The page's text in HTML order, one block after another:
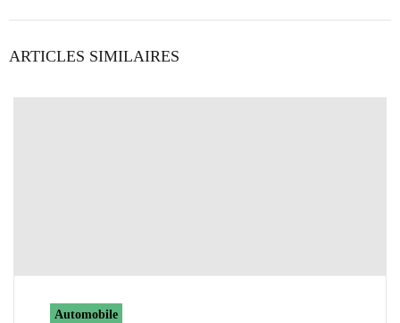
ARTICLES SIMILAIRES
Automobile